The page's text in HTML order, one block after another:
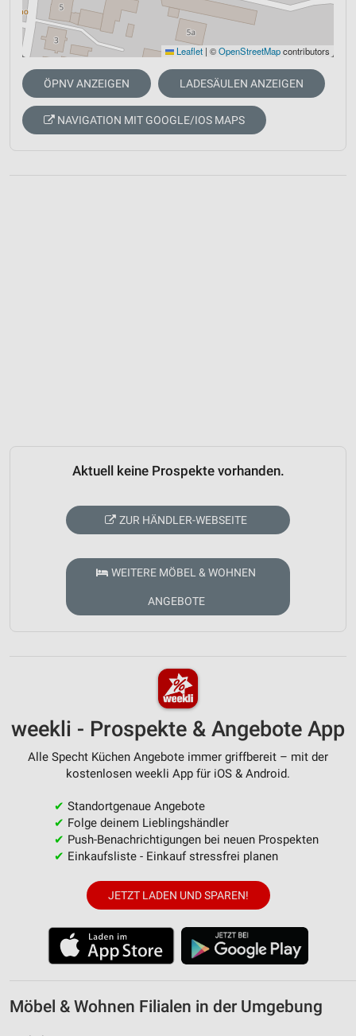
Leaflet | ©OpenStreetMapcontributors
ÖPNV ANZEIGEN LADESÄULEN ANZEIGEN
NAVIGATION MIT GOOGLE/IOS MAPS
Aktuell keine Prospekte vorhanden.
ZUR HÄNDLER-WEBSEITE
WEITERE MÖBEL & WOHNEN
ANGEBOTE
weekli - Prospekte & Angebote App
Alle Specht Küchen Angebote immer griffbereit – mit der
kostenlosen weekli App für iOS & Android.
✔ Standortgenaue Angebote
✔ Folge deinem Lieblingshändler
✔ Push-Benachrichtigungen bei neuen Prospekten
✔ Einkaufsliste - Einkauf stressfrei planen
JETZT LADEN UND SPAREN!
Möbel & Wohnen Filialen in der Umgebung